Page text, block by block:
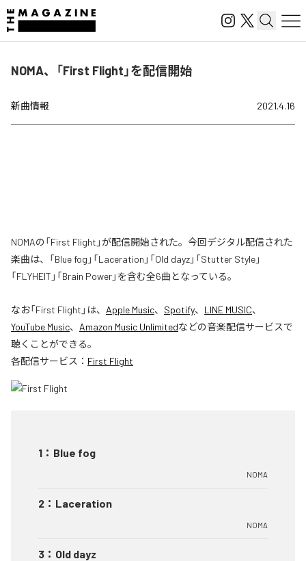
NOMA、「First Flight」を配信開始
新曲情報 2021.4.16
NOMAの「First Flight」が配信開始された。今回デジタル配信された
楽曲は、「Blue fog」「Laceration」「Old dayz」「Stutter Style」
「FLYHEIT」「Brain Power」を含む全6曲となっている。
なお「First Flight 」は、 Apple Music、 Spotify、 LINE MUSIC、
YouTube Music、 Amazon Music Unlimitedなどの音楽配信サービスで
聴くことができる。
各配信サービス： First Flight
1 ： Blue fog
NOMA
2 ： Laceration
NOMA
3 ： Old dayz